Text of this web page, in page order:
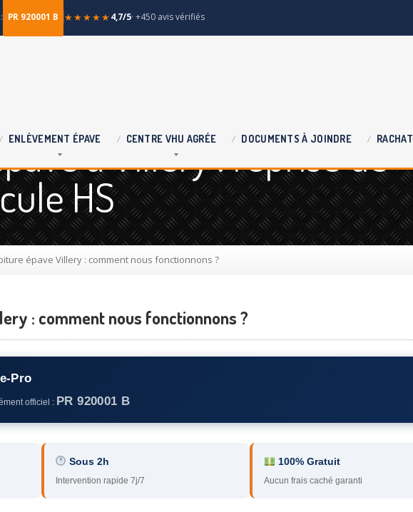
PR 920001 B ★★★★★4,7/5· +450 avis vérifiés
ENLÈVEMENT ÉPAVE CENTRE VHU AGRÉE DOCUMENTS À JOINDRE RACHAT
à Villery : reprise de
HS
épave Villery : comment nous fonctionnons ?
: comment nous fonctionnons ?
Pro
officiel : PR 920001 B
Sous 2h
Intervention rapide 7j/7
100% Gratuit
Aucun frais caché garanti